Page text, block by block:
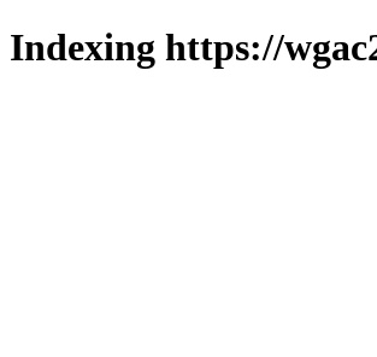
Indexing https://